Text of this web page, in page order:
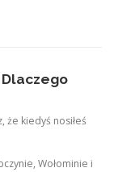
Dlaczego
że kiedyś nosiłeś
Wołominie i